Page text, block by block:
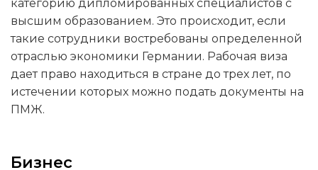
категорию дипломированных специалистов с
высшим образованием. Это происходит, если
такие сотрудники востребованы определенной
отраслью экономики Германии. Рабочая виза
дает право находиться в стране до трех лет, по
истечении которых можно подать документы на
ПМЖ.
Бизнес